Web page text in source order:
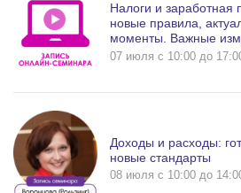
Налоги и заработная
новые правила,
моменты. Важные
07 июля c 10:00 до
Доходы и расходы:
новые стандарты
08 июля c 10:00 до